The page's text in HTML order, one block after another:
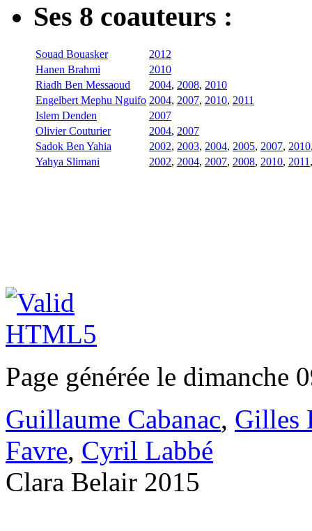
Ses 8 coauteurs :
Souad Bouasker
2012
Hanen Brahmi
2010
Riadh Ben Messaoud
2004, 2008, 2010
Engelbert Mephu Nguifo 2004, 2007, 2010, 2011
Islem Denden
2007
Olivier Couturier
2004, 2007
Sadok Ben Yahia
2002, 2003, 2004, 2005, 2007, 2010
Yahya Slimani
2002, 2004, 2007, 2008, 2010, 2011
Page générée le dimanche
Guillaume Cabanac, Gilles
Favre, Cyril Labbé
Clara Belair 2015